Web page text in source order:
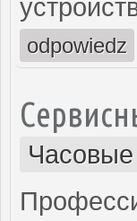
odpowiedz